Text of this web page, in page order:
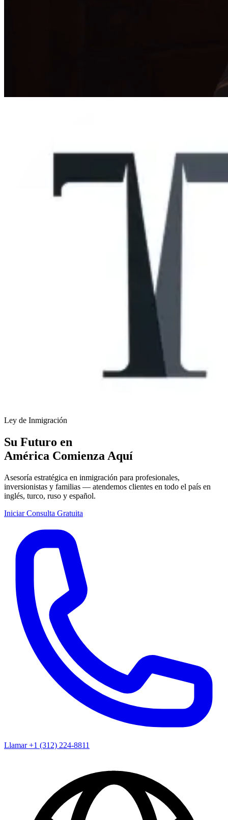
Ley de Inmigración
Su Futuro en
América Comienza Aquí
Asesoría estratégica en inmigración para profesionales,
inversionistas y familias — atendemos clientes en todo el país en
inglés, turco, ruso y español.
Iniciar Consulta Gratuita
Llamar +1 (312) 224-8811